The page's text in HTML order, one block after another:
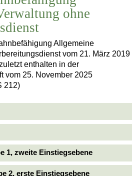
ohne
Allgemeine
vom 21. März 2019
enthalten in der
vom 25. November 2025
212)
1, zweite Einstiegsebene
2, erste Einstiegsebene